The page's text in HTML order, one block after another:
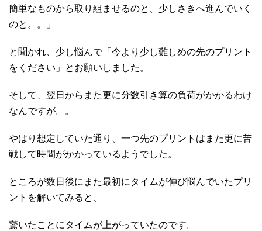
簡単なものから取り組ませるのと、少しさきへ進んでいく
のと。。」
と聞かれ、少し悩んで「今より少し難しめの先のプリント
をください」とお願いしました。
そして、翌日からまた更に分数引き算の負荷がかかるわけ
なんですが。。
やはり想定していた通り、一つ先のプリントはまた更に苦
戦して時間がかかっているようでした。
ところが数日後にまた最初にタイムが伸び悩んでいたプリ
ントを解いてみると、
驚いたことにタイムが上がっていたのです。